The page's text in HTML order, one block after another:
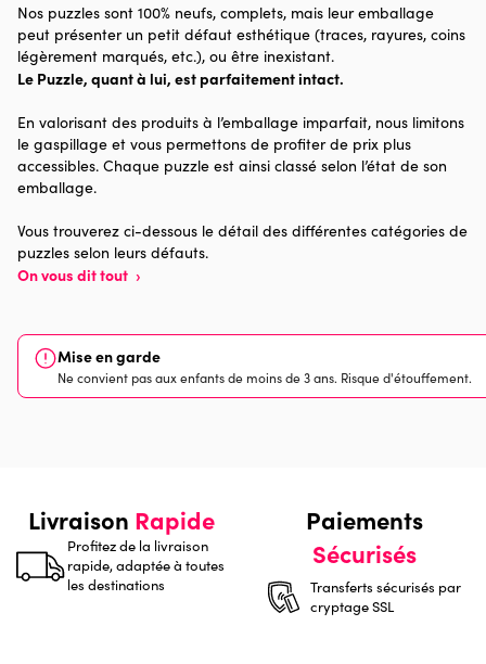
Catégorie Puzzles - Villes et Villages
Age
Puzzle pour Adultes (500 à
Provenance Made in France
Dimensions
Nos puzzles sont 100% neufs, complets, mais leur emballage
peut présenter un petit défaut esthétique (traces, rayures, coins
légèrement marqués, etc.), ou être inexistant.
Le Puzzle, quant à lui, est parfaitement intact.
En valorisant des produits à l’emballage imparfait, nous limitons
le gaspillage et vous permettons de profiter de prix plus
accessibles. Chaque puzzle est ainsi classé selon l’état de son
emballage.
Vous trouverez ci-dessous le détail des différentes catégories de
puzzles selon leurs défauts.
On vous dit tout ›
Mise en garde
Ne convient pas aux enfants de moins de 3 ans. Risque d'étouffement.
Livraison Rapide
Profitez de la livraison
rapide, adaptée à toutes
les destinations
Paiements
Sécurisés
Transferts sécurisés par
cryptage SSL